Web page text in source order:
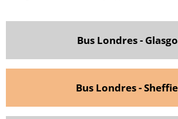
Bus Londres -
Bus Londres -